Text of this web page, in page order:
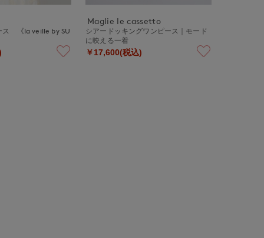
ス 《la veille by SU
Maglie le cassetto
シアードッキングワンピース｜モード
に映える一着
￥17,600(税込)